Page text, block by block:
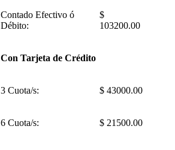
Contado Efectivo ó
Débito:
$
103200.00
Con Tarjeta de Crédito
3 Cuota/s: $ 43000.00
6 Cuota/s: $ 21500.00